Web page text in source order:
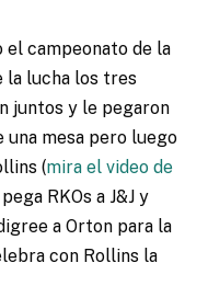
campeonato de la
la lucha los tres
juntos y le pegaron
mesa pero luego
(mira el video de
RKOs a J&J y
a Orton para la
con Rollins la